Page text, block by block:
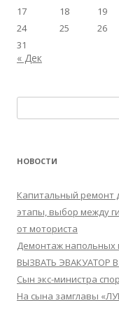
17
18 19
24
25 26
31
« Дек
НОВОСТИ
Капитальный ремонт
этапы, выбор между
от моториста
Демонтаж напольных
ВЫЗВАТЬ ЭВАКУАТОР
Сын экс-министра
На сына замглавы